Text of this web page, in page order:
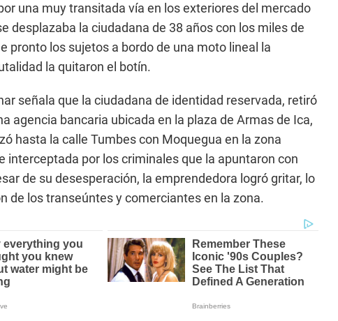
una muy transitada vía en los exteriores del mercado
desplazaba la ciudadana de 38 años con los miles de
pronto los sujetos a bordo de una moto lineal la
la quitaron el botín.
señala que la ciudadana de identidad reservada, retiró
agencia bancaria ubicada en la plaza de Armas de Ica,
hasta la calle Tumbes con Moquegua en la zona
interceptada por los criminales que la apuntaron con
de su desesperación, la emprendedora logró gritar, lo
de los transeúntes y comerciantes en la zona.